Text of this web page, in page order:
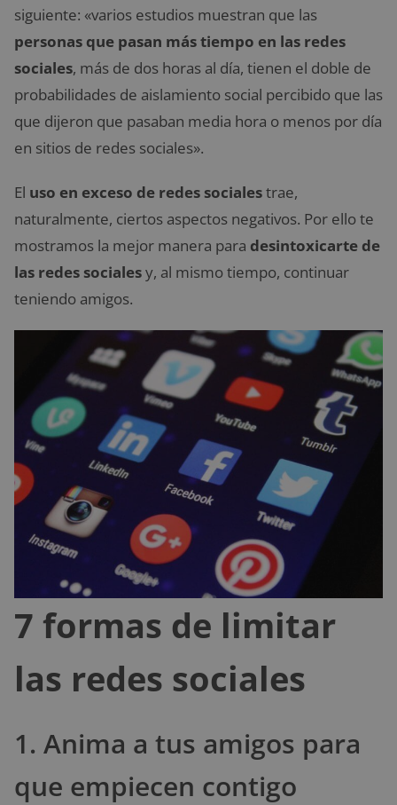
siguiente: «varios estudios muestran que las
personas que pasan más tiempo en las redes
sociales, más de dos horas al día, tienen el doble de
probabilidades de aislamiento social percibido que las
que dijeron que pasaban media hora o menos por día
en sitios de redes sociales».
El uso en exceso de redes socialestrae,
naturalmente, ciertos aspectos negativos. Por ello te
mostramos la mejor manera para desintoxicarte de
las redes socialesy, al mismo tiempo, continuar
teniendo amigos.
7 formas de limitar
las redes sociales
1. Anima a tus amigos para
que empiecen contigo